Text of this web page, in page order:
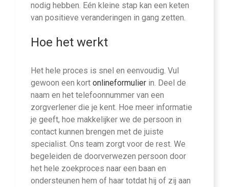
nodig hebben. Eén kleine stap kan een keten
van positieve veranderingen in gang zetten.
Hoe het werkt
Het hele proces is snel en eenvoudig. Vul
gewoon een kort onlineformulier in. Deel de
naam en het telefoonnummer van een
zorgverlener die je kent. Hoe meer informatie
je geeft, hoe makkelijker we de persoon in
contact kunnen brengen met de juiste
specialist. Ons team zorgt voor de rest. We
begeleiden de doorverwezen persoon door
het hele zoekproces naar een baan en
ondersteunen hem of haar totdat hij of zij aan